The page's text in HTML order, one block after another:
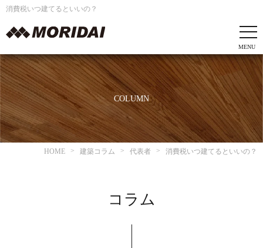
消費税いつ建てるといいの？
COLUMN
HOME 建築コラム 代表者 消費税いつ建てるといいの？
コラム